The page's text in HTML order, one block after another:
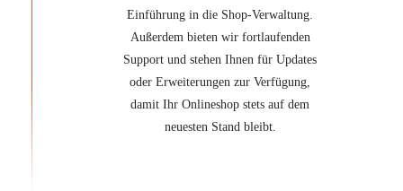
Einführung in die Shop-Verwaltung.
Außerdem bieten wir fortlaufenden
Support und stehen Ihnen für Updates
oder Erweiterungen zur Verfügung,
damit Ihr Onlineshop stets auf dem
neuesten Stand bleibt.